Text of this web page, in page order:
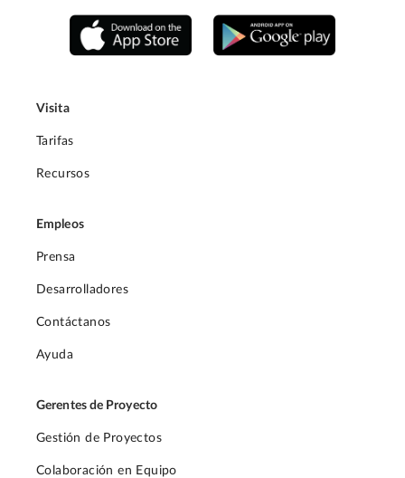
Visita
Tarifas
Recursos
Empleos
Prensa
Desarrolladores
Contáctanos
Ayuda
Gerentes de Proyecto
Gestión de Proyectos
Colaboración en Equipo